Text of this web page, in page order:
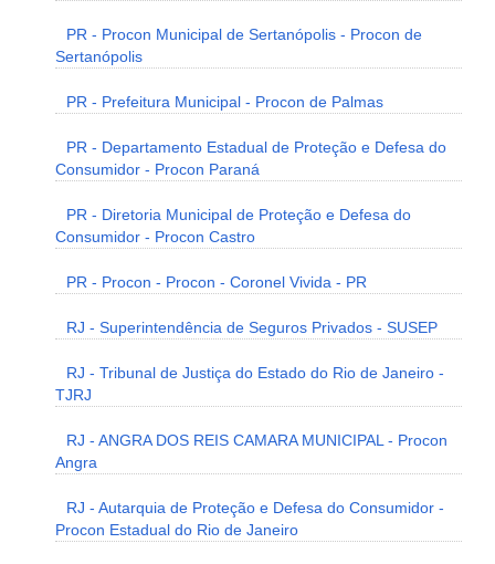
PR - Procon Municipal de Sertanópolis - Procon de
Sertanópolis
PR - Prefeitura Municipal - Procon de Palmas
PR - Departamento Estadual de Proteção e Defesa do
Consumidor - Procon Paraná
PR - Diretoria Municipal de Proteção e Defesa do
Consumidor - Procon Castro
PR - Procon - Procon - Coronel Vivida - PR
RJ - Superintendência de Seguros Privados - SUSEP
RJ - Tribunal de Justiça do Estado do Rio de Janeiro -
TJRJ
RJ - ANGRA DOS REIS CAMARA MUNICIPAL - Procon
Angra
RJ - Autarquia de Proteção e Defesa do Consumidor -
Procon Estadual do Rio de Janeiro